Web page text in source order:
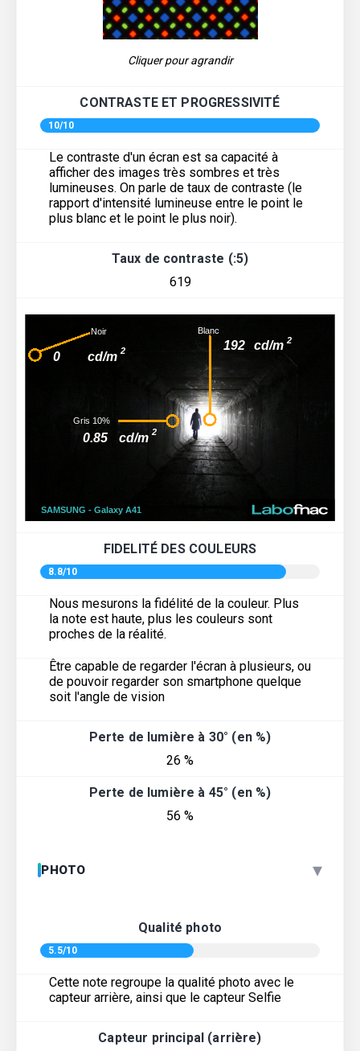
Cliquer pour agrandir
CONTRASTE ET PROGRESSIVITÉ
10/10
Le contraste d'un écran est sa capacité à
afficher des images très sombres et très
lumineuses. On parle de taux de contraste (le
rapport d'intensité lumineuse entre le point le
plus blanc et le point le plus noir).
Taux de contraste (:5)
619
FIDELITÉ DES COULEURS
8.8/10
Nous mesurons la fidélité de la couleur. Plus
la note est haute, plus les couleurs sont
proches de la réalité.
Être capable de regarder l'écran à plusieurs, ou
de pouvoir regarder son smartphone quelque
soit l'angle de vision
Perte de lumière à 30° (en %)
26 %
Perte de lumière à 45° (en %)
56 %
PHOTO ▾
Qualité photo
5.5/10
Cette note regroupe la qualité photo avec le
capteur arrière, ainsi que le capteur Selfie
Capteur principal (arrière)